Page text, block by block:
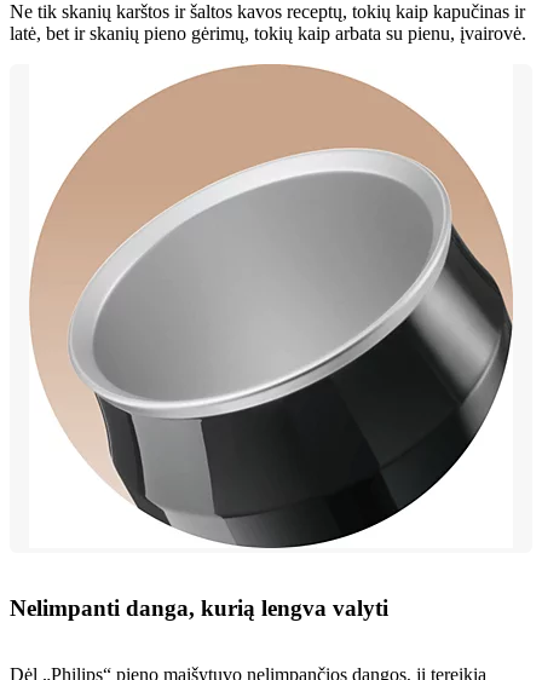
Ne tik skanių karštos ir šaltos kavos receptų, tokių kaip kapučinas ir
latė, bet ir skanių pieno gėrimų, tokių kaip arbata su pienu, įvairovė.
Nelimpanti danga, kurią lengva valyti
Dėl „Philips“ pieno maišytuvo nelimpančios dangos, jį tereikia